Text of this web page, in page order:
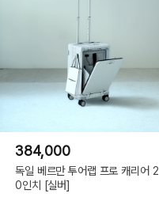
384,000
독일 베르만 투어랩 프로 캐리어 2
0인치 [실버]